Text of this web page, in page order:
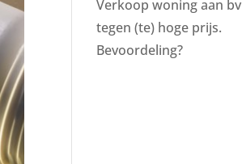
Verkoop woning aan bv
tegen (te) hoge prijs.
Bevoordeling?